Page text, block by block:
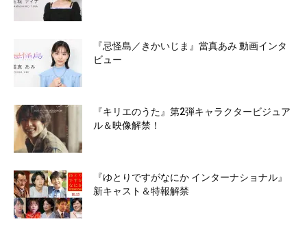
『忌怪島／きかいじま』當真あみ 動画インタ
ビュー
『キリエのうた』第2弾キャラクタービジュア
ル＆映像解禁！
『ゆとりですがなにか インターナショナル』
新キャスト＆特報解禁